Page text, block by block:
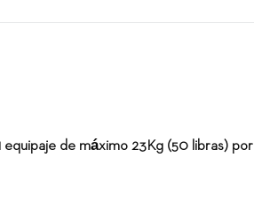
equipaje de máximo 23Kg (50 libras) por